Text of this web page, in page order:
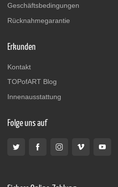
Geschäftsbedingungen
Rücknahmegarantie
Erkunden
Kontakt
TOPofART Blog
Innenausstattung
Folge uns auf